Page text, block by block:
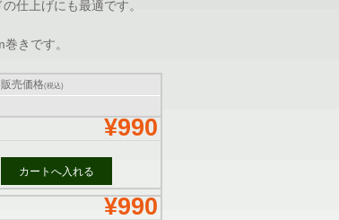
仕上げにも最適です。
きです。
販売価格(税込)
¥990
¥990